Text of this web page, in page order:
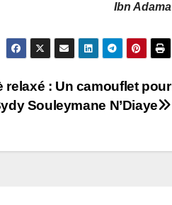
Ibn Adama
relaxé : Un camouflet pour
Souleymane N’Diaye